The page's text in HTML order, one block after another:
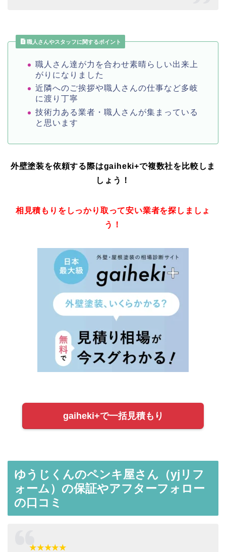
職人さんやスタッフに関するポイント
職人さん達が力を合わせ素晴らしい出来上
がりになりました
近隣へのご挨拶や職人さんの仕事など多岐
に渡り丁寧
技術力ある業者・職人さんが集まっている
と思います
外壁塗装を依頼する際はgaiheki+で複数社を比較しま
しょう！
相見積もりをしっかり取って安い業者を探しましょ
う！
gaiheki+で一括見積もり
ゆうじくんのペンキ屋さん（yjリフ
ォーム）の保証やアフターフォロー
の口コミ
★★★★★